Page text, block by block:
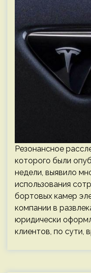
Резонансное
которого были
недели, выявило
использования
бортовых камер
компании в
юридически
клиентов, по сути,